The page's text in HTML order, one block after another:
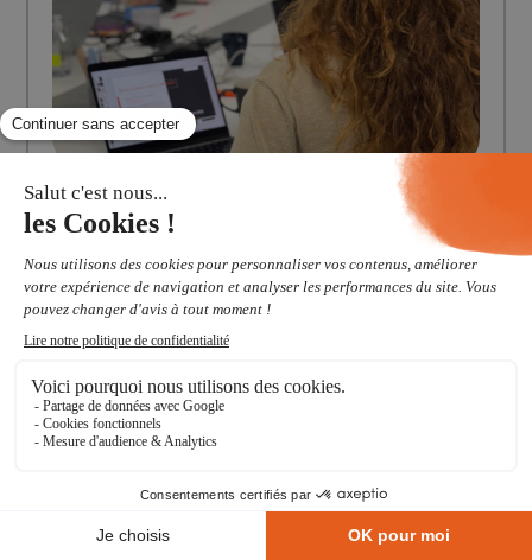
EXPERTISE
Manager aujourd’hui : découvrez notre
parcours de...
Découvrez notre parcours de formation pour managers
de projet, conduite du changement et maîtrise des coûts.
10 décembre 2025
02 99 14 73 73